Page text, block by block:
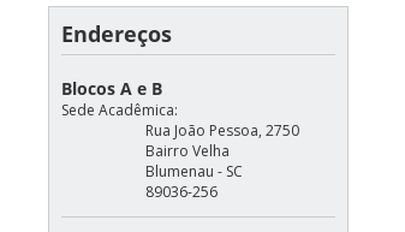
Endereços
Blocos A e B
Sede Acadêmica:
Rua João Pessoa, 2750
Bairro Velha
Blumenau - SC
89036-256